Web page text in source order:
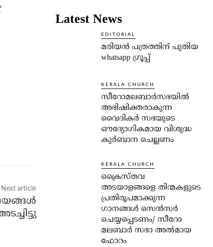
Next article
Latest News
EDITORIAL
മരിയൻ പത്രത്തിന് പുതിയ
whatsapp ഗ്രൂപ്പ്
KERALA CHURCH
സീറോമലബാർസഭയിൽ
അഭിഷിക്തരാകുന്ന
വൈദികർ സഭയുടെ
ഔദ്യോഗികമായ വിശുദ്ധ
കുർബാന ചെല്ലണം
KERALA CHURCH
ക്രൈസ്തവ
അടയാളങ്ങളെ തിന്മകളുടെ
പ്രതിരൂപമാക്കുന്ന
ഗാനങ്ങൾ സെൻസർ
ചെയ്യപ്പെടണം/ സീറോ
മലബാർ സഭാ അൽമായ
ഫോറം